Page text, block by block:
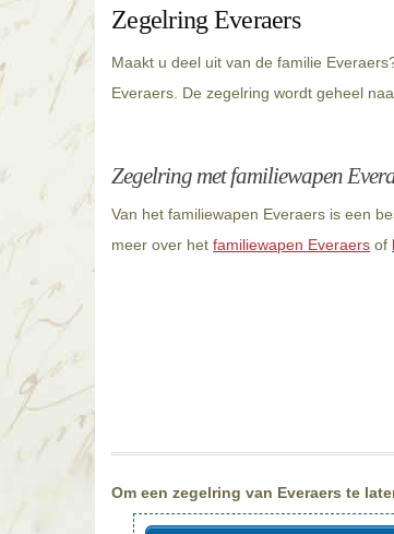
Zegelring Everaers
Maakt u deel uit van de familie
Everaers. De zegelring wordt geheel
Zegelring met familiewapen
Van het familiewapen Everaers is een
meer over het familiewapen Everaers of
Om een zegelring van Everaers te